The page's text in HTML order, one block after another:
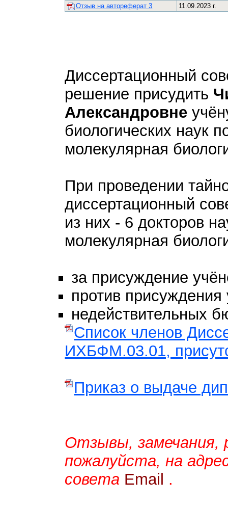
Отзыв на автореферат 3 11.09.2023 г.
Диссертационный
решение присудить
Александровне
биологических наук
молекулярная
При проведении
диссертационный
из них - 6 докторов
молекулярная
за присуждение
против
недействительных
Список членов
ИХБФМ.03.01,
Приказ о выдаче
Отзывы, замечания,
пожалуйста, на
совета Email .